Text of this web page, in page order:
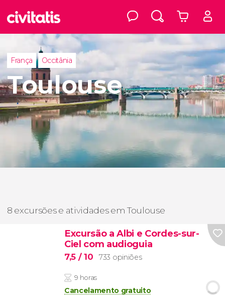
França Occitânia
Toulouse
8 excursões e atividades em Toulouse
Excursão a Albi e Cordes-sur-
Ciel com audioguia
7,5 / 10 733 opiniões
9 horas
Cancelamento gratuito